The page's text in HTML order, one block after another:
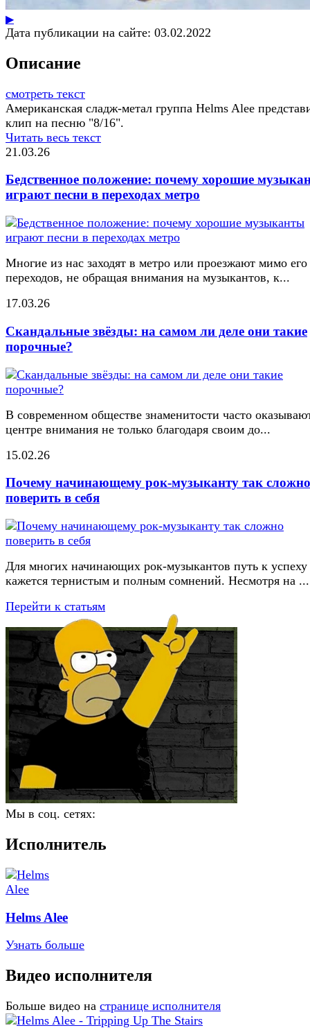
▶
Дата публикации на сайте: 03.02.2022
Описание
смотреть текст
Американская сладж-метал группа Helms Alee
клип на песню "8/16".
Читать весь текст
21.03.26
Бедственное положение: почему хорошие
играют песни в переходах метро
Многие из нас заходят в метро или проезжают мимо его
переходов, не обращая внимания на музыкантов, к...
17.03.26
Скандальные звёзды: на самом ли деле они такие
порочные?
В современном обществе знаменитости часто
центре внимания не только благодаря своим до...
15.02.26
Почему начинающему рок-музыканту так сложно
поверить в себя
Для многих начинающих рок-музыкантов путь к успеху
кажется тернистым и полным сомнений. Несмотря на ...
Перейти к статьям
Мы в соц. сетях:
Исполнитель
Helms Alee
Узнать больше
Видео исполнителя
Больше видео на странице исполнителя